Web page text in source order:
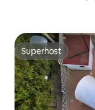
Superhost
Superhost